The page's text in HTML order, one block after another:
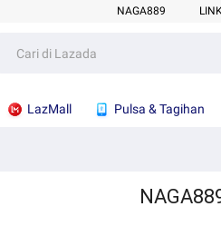
NAGA889
LazMall Pulsa & Tagihan